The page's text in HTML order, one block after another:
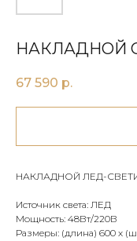
НАКЛАДНОЙ
67 590 р.
НАКЛАДНОЙ ЛЕД-
Источник света: ЛЕД
Мощность: 48Вт/220В
Размеры: (длина) 600 х